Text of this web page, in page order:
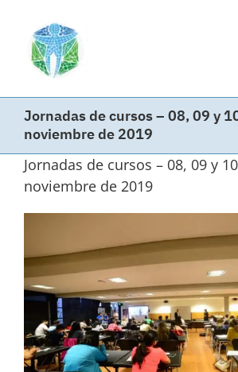
contenido
Jornadas de cursos – 08, 09 y
noviembre de 2019
Jornadas de cursos – 08, 09 y
noviembre de 2019